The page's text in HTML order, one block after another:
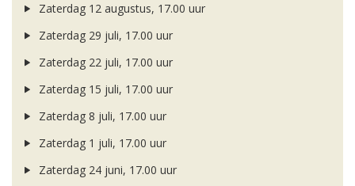
Zaterdag 12 augustus, 17.00 uur
Zaterdag 29 juli, 17.00 uur
Zaterdag 22 juli, 17.00 uur
Zaterdag 15 juli, 17.00 uur
Zaterdag 8 juli, 17.00 uur
Zaterdag 1 juli, 17.00 uur
Zaterdag 24 juni, 17.00 uur